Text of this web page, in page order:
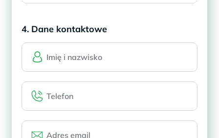
4. Dane kontaktowe